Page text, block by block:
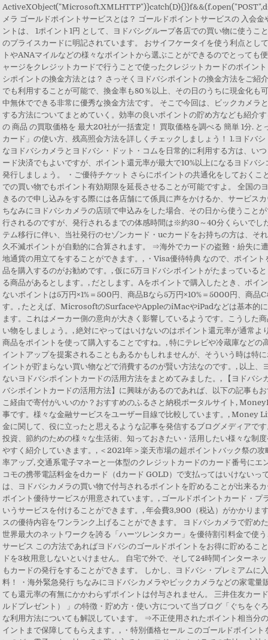
メラ ゴールドポイントサービスとは？ ゴールドポイントサービスの 入会
ントは、 1ポイント1円 として、ヨドバシグループ各店での買い物に使うこ
のプライスカードに明記されています。 おサイフケータイを使う利点とし
トやANAマイルなどの様々なポイントから選ぶことができるのでとっても
ャージをクレジットカードで行うことで使ったクレジットカードのポイン
シポイントの換金方法とは？ さっそくヨドバシポイントの換金方法をご紹
でも利用することが可能で、換金率も80％以上、その日のうちに現金化も
中無休でできる非常に優秀な換金方法です。 そこで今回は、ビックカメラ
する方法についてまとめていく。効率の良いポイントの貯め方なども紹介
の 商品 の買取価格を 最大20社が一括査定！ 買取価格を調べる 簡単 1分.
カード」の使い方、残高照会方法を詳しくチェックしましょう！ 1.ヨドバ
なヨドバシカメラとヨドバシ・ドット・コムを日常的に利用する方は、い
ード決済でもよいですが、ポイント還元率が最大で10%以上になるヨドバ
発行しましょう。 ・ご優待チケット さらにポイントの共通化をしておく
での買い物でもポイント有効期限を延長させることが可能ですよ。 全国の
きるので申し込みをする際には各店舗にて係員に声をかけるか、サービス
ちなみにヨドバシカメラの店頭で申込みをした場合、その日から使うこと
行されるのですが、発行されるまでの体感時間は※約30～40分くらいでし
テム移行に伴い、当社発行のセゾンカード・ucカードをお持ちの方は、そ
久不滅ポイントが自動的に合算されます。 ⇒海外でカードの盗難・紛失に
地通貨の用立てをすることができます。, ・Visa優待特典 なので、ポイン
品を購入するのがお勧めです。, 仮に5万ヨドバシポイントがたまっている
る商品があるとします。, だとします。Aをポイントで購入したとき、ポイ
ないポイントは5万円×1%＝500円、商品Bなら5万円×10%＝5000円、商品
す。, たとえば、MicrosoftのSurfaceやAppleのiMacやiPadなどは基本的に
ます。これはメーカー側の意向が大きく影響しているようです。こうした
い物をしましょう。, 絶対にやってはいけないのはポイント還元率が通常よ
商品をポイントを使って購入することですね。, 特にテレビや冷蔵庫などの
イントアップを提案されることもあるかもしれませんが、そういう時は特
イントが貯まらない買い物などで消費するのが賢い方法なのです。, 以上、
ないヨドバシポイントカードの活用方法をまとめてみました。, 【ヨドバシ
バシポイントカードの活用方法】に興味があるのであれば、以下の記事も
こ経由で寄付がいいのか？おすすめのふるさと納税ポータルサイト,
事です。様々な金融サービスをユーザー目線で比較しています。, Money
金に関して、役に立ったと思えるような記事を発信するブログメディアで
投資、節約のための様々な生活術、知っておきたい・活用したい様々な制
やすく紹介していきます。, ＜2021年＞楽天市場の超ポイントバック祭の
率アップ, 交通系電子マネーと一体型のクレジットカードのカード番号にエ
コモの携帯電話料金をdカード（dカード GOLD）で支払ってはいけないっ
は、ヨドバシカメラの買い物で付与されるポイントを貯めることが出来る
ポイント優待サービスが用意されています。, ゴールドポイントカード・プ
いうサービスを付けることができます。, 年会費3,900（税込）がかかりま
スの優待内容をワンランク上げることができます。 ヨドバシカメラで貯め
世界最大のネットワークを誇る「ハーツレンタカー」を優待割引料金で使
サービス この方法であればヨドバシのゴールドポイントをお得に貯めるこ
ドを3枚用意しないといけません。 自宅で外で、そして24時間インターネ
もカードの発行をすることができます。 しかし、ヨドバシ・プレミアムに
料！ ・海外緊急発行 ちなみにヨドバシカメラやビックカメラなどの家電量
ても還元率の有無にかかわらずポイントは付与されません。 三井住友カー
ルドプレゼント） 」の特徴・貯め方・使い方について当ブログ「ぐちをぐ
な利用方法についても解説しています。 ⇒不正使用されたポイント相当分
イントまで保障してもらえます。, ・特別価格セール このゴールドポイン